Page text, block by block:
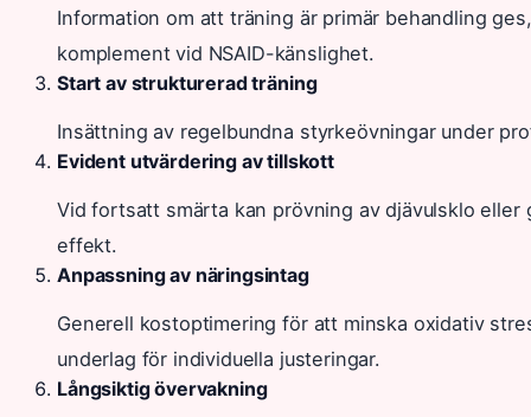
Information om att träning är primär behandling
komplement vid NSAID-känslighet.
Start av strukturerad träning
Insättning av regelbundna styrkeövningar under
Evident utvärdering av tillskott
Vid fortsatt smärta kan prövning av djävulsklo
effekt.
Anpassning av näringsintag
Generell kostoptimering för att minska oxidativ
underlag för individuella justeringar.
Långsiktig övervakning